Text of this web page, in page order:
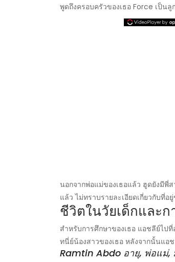
พูดถึงครอบครัวของเธอ Force เป็นลู
นอกจากพ่อแม่ของเธอแล้ว ฮูดยังมีพี่
แล้ว ไม่ทราบรายละเอียดเกี่ยวกับที่
ชีวิตในวัยเด็กและก
สำหรับการศึกษาของเธอ แอชลีย์ไป
ทนี่ย์น้องสาวของเธอ หลังจากนั้นแอ
Ramtin Abdo อายุ, พ่อแม่,